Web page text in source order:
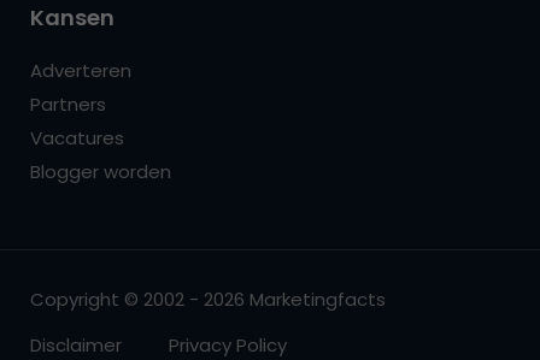
Kansen
Adverteren
Partners
Vacatures
Blogger worden
Copyright © 2002 - 2026 Marketingfacts
Disclaimer
Privacy Policy